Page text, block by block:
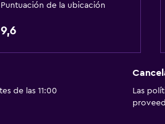
Áreas
Baño
Puntuación de la ubicación
9,6
de las 11:00
Las